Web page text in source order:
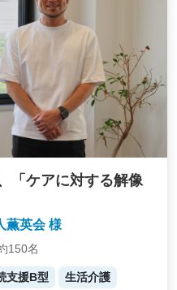
「ケアに対する解像
薫英会 様
150名
支援B型
生活介護